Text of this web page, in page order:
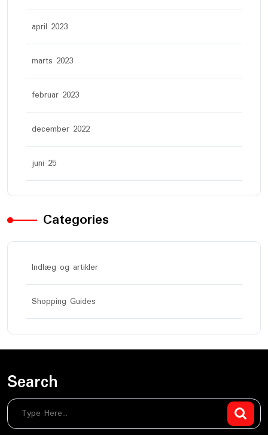
april 2023
marts 2023
februar 2023
december 2022
juni 25
Categories
Indlæg og artikler
Shopping Guides
Search